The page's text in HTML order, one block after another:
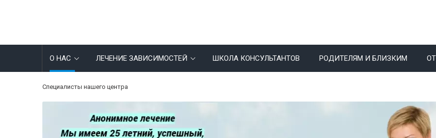
О НАС ЛЕЧЕНИЕ ЗАВИСИМОСТЕЙ ШКОЛА КОНСУЛЬТАНТОВ РОДИТЕЛЯМ И БЛИЗКИМ
Специалисты нашего центра